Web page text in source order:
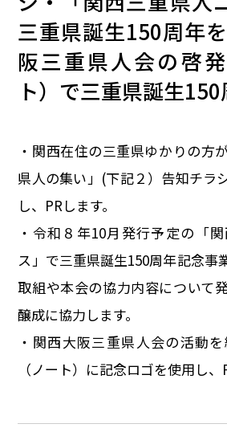
イベント
150周年コラボ
三重県誕生150周年
阪三重県人会の啓
ト）で三重県誕生
・関西在住の三重県ゆかりの方
県人の集い」(下記２）告知チラ
し、PRします。
・令和８年10月発行予定の「
ス」で三重県誕生150周年記念事
取組や本会の協力内容について
醸成に協力します。
・関西大阪三重県人会の活動
（ノート）に記念ロゴを使用し、